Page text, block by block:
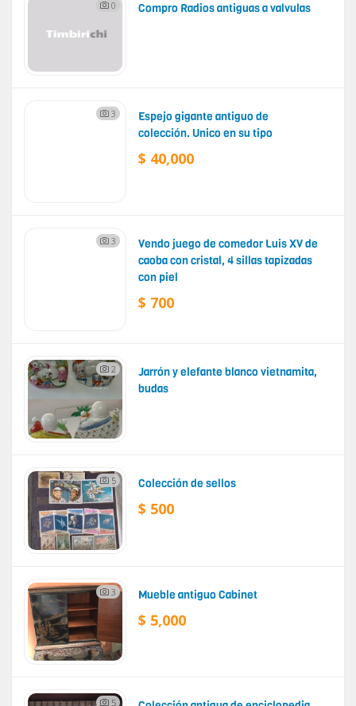
0 Compro Radios antiguas a valvulas
3
Espejo gigante antiguo de
colección. Unico en su tipo
$ 40,000
3
Vendo juego de comedor Luis XV de
caoba con cristal, 4 sillas tapizadas
con piel
$ 700
2
Jarrón y elefante blanco vietnamita,
budas
5 Colección de sellos
$ 500
3 Mueble antiguo Cabinet
$ 5,000
5